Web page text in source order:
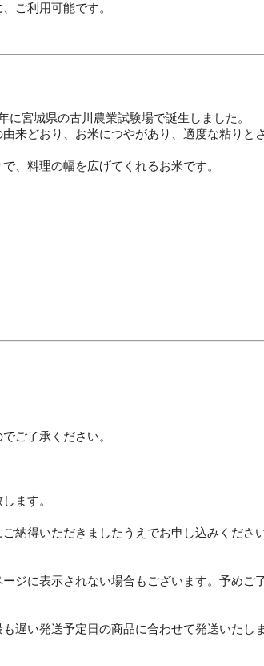
ご利用可能です。
に宮城県の古川農業試験場で誕生しました。
来どおり、お米につやがあり、適度な粘りと
、料理の幅を広げてくれるお米です。
ご了承ください。
ます。
納得いただきましたうえでお申し込みください
ジに表示されない場合もございます。予めご
遅い発送予定日の商品に合わせて発送いたしま